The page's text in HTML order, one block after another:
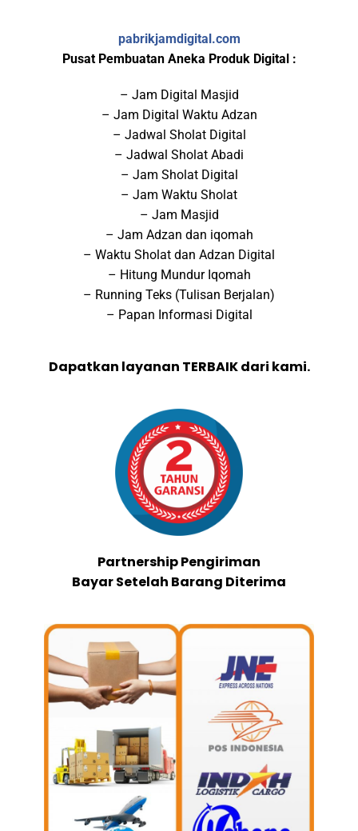
pabrikjamdigital.com
Pusat Pembuatan Aneka Produk Digital :
– Jam Digital Masjid
– Jam Digital Waktu Adzan
– Jadwal Sholat Digital
– Jadwal Sholat Abadi
– Jam Sholat Digital
– Jam Waktu Sholat
– Jam Masjid
– Jam Adzan dan iqomah
– Waktu Sholat dan Adzan Digital
– Hitung Mundur Iqomah
– Running Teks (Tulisan Berjalan)
– Papan Informasi Digital
Dapatkan layanan TERBAIK dari kami.
Partnership Pengiriman
Bayar Setelah Barang Diterima